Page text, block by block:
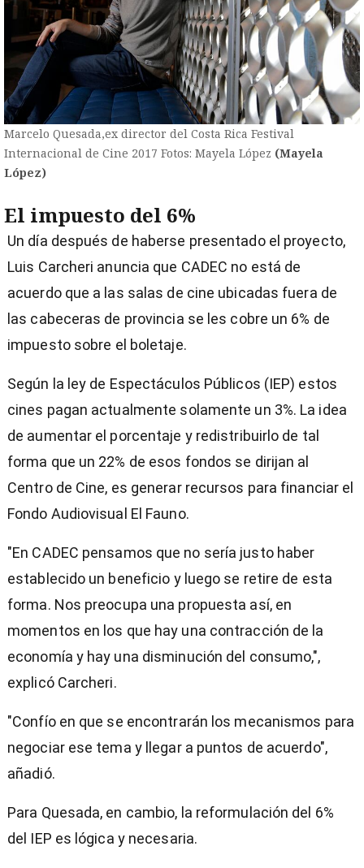
Marcelo Quesada,ex director del Costa Rica Festival
Internacional de Cine 2017 Fotos: Mayela López (Mayela
López)
El impuesto del 6%
Un día después de haberse presentado el proyecto,
Luis Carcheri anuncia que CADEC no está de
acuerdo que a las salas de cine ubicadas fuera de
las cabeceras de provincia se les cobre un 6% de
impuesto sobre el boletaje.
Según la ley de Espectáculos Públicos (IEP) estos
cines pagan actualmente solamente un 3%. La idea
de aumentar el porcentaje y redistribuirlo de tal
forma que un 22% de esos fondos se dirijan al
Centro de Cine, es generar recursos para financiar el
Fondo Audiovisual El Fauno.
"En CADEC pensamos que no sería justo haber
establecido un beneficio y luego se retire de esta
forma. Nos preocupa una propuesta así, en
momentos en los que hay una contracción de la
economía y hay una disminución del consumo,",
explicó Carcheri.
"Confío en que se encontrarán los mecanismos para
negociar ese tema y llegar a puntos de acuerdo",
añadió.
Para Quesada, en cambio, la reformulación del 6%
del IEP es lógica y necesaria.